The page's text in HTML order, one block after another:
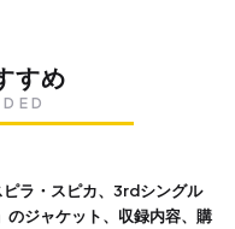
すめ
のジャケット、収録内容、購